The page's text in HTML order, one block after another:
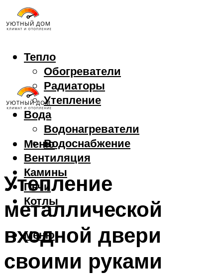
Тепло
Обогреватели
Радиаторы
Утепление
Вода
Водонагреватели
Водоснабжение
Вентиляция
Камины
Печи
Котлы
Меню
Меню
Утепление
металлической
входной двери
своими руками